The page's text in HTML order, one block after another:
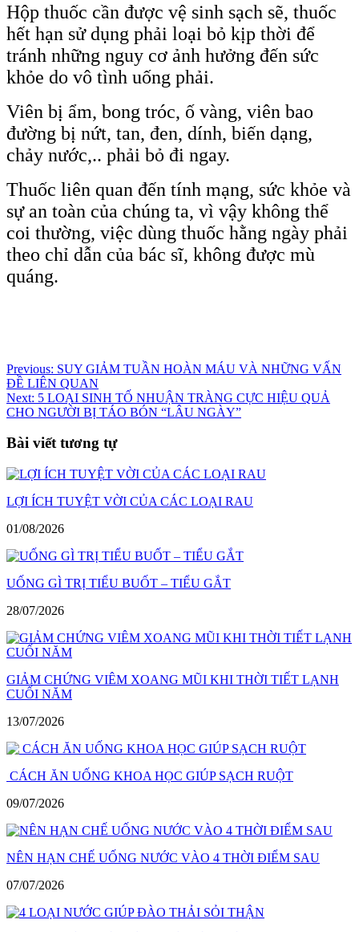
Hộp thuốc cần được vệ sinh sạch sẽ, thuốc
hết hạn sử dụng phải loại bỏ kịp thời để
tránh những nguy cơ ảnh hưởng đến sức
khỏe do vô tình uống phải.
Viên bị ẩm, bong tróc, ố vàng, viên bao
đường bị nứt, tan, đen, dính, biến dạng,
chảy nước,.. phải bỏ đi ngay.
Thuốc liên quan đến tính mạng, sức khỏe và
sự an toàn của chúng ta, vì vậy không thể
coi thường, việc dùng thuốc hằng ngày phải
theo chỉ dẫn của bác sĩ, không được mù
quáng.
Điều
hướng
bài
viết
Previous: SUY GIẢM TUẦN HOÀN MÁU VÀ NHỮNG VẤN
ĐỀ LIÊN QUAN
Next: 5 LOẠI SINH TỐ NHUẬN TRÀNG CỰC HIỆU QUẢ
CHO NGƯỜI BỊ TÁO BÓN “LÂU NGÀY”
Bài viết tương tự
LỢI ÍCH TUYỆT VỜI CỦA CÁC LOẠI RAU
01/08/2026
UỐNG GÌ TRỊ TIỂU BUỐT – TIỂU GẮT
28/07/2026
GIẢM CHỨNG VIÊM XOANG MŨI KHI THỜI TIẾT LẠNH
CUỐI NĂM
13/07/2026
CÁCH ĂN UỐNG KHOA HỌC GIÚP SẠCH RUỘT
09/07/2026
NÊN HẠN CHẾ UỐNG NƯỚC VÀO 4 THỜI ĐIỂM SAU
07/07/2026